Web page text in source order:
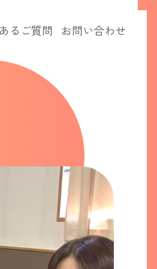
るご質問 お問い合わせ